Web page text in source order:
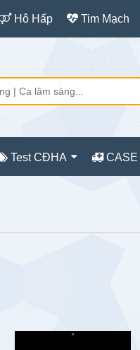
Hô Hấp Tim Mạch
Test CĐHA CASE